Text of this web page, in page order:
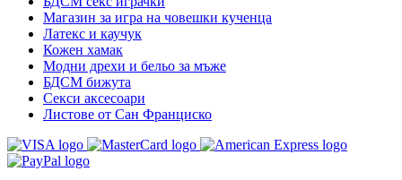
Магазин за игра на човешки кученца
Латекс и каучук
Кожен хамак
Модни дрехи и бельо за мъже
БДСМ бижута
Секси аксесоари
Листове от Сан Франциско